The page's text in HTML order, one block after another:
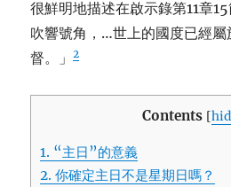
很鮮明地描述在啟示錄第11章
吹響號角，…世上的國度已經屬
督。」2
Contents [
1. “主日”的意義
2. 你確定主日不是星期日嗎？